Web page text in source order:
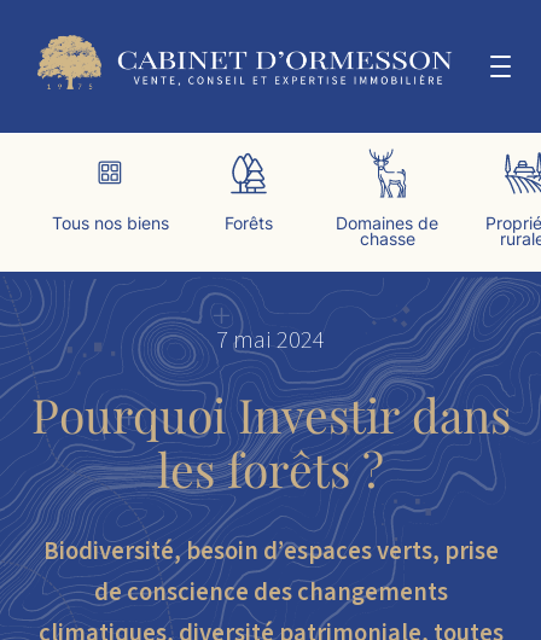
Aller
LE CABINET
ESTIMER & VENDRE
ACTUALITÉS
CONTACT
Tous nos biens Forêts
Domaines de
chasse
7 mai 2024
Pourquoi Investir dans
les forêts ?
Biodiversité, besoin d’espaces verts, prise
de conscience des changements
climatiques, diversité patrimoniale, toutes